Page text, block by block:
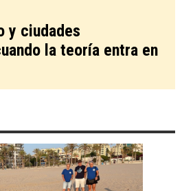
y ciudades
la teoría entra en